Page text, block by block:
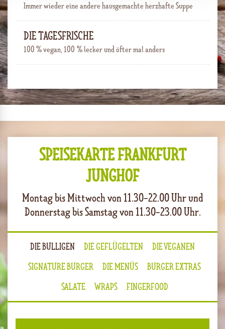
Immer wieder eine andere hausgemachte herzhafte Suppe
DIE TAGESFRISCHE
100 % vegan, 100 % lecker und öfter mal anders
SPEISEKARTE FRANKFURT
JUNGHOF
Montag bis Mittwoch von 11.30-22.00 Uhr und
Donnerstag bis Samstag von11.30-23.00 Uhr.
DIE BULLIGEN DIE GEFLÜGELTEN
DIE VEGANEN
SIGNATURE BURGER
DIE MENÜS
BURGER EXTRAS
SALATE
WRAPS FINGERFOOD